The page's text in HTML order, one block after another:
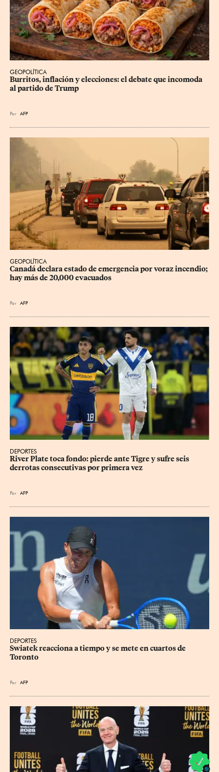
GEOPOLÍTICA
Burritos, inflación y elecciones: el debate que incomoda
al partido de Trump
Por AFP
GEOPOLÍTICA
Canadá declara estado de emergencia por voraz incendio;
hay más de 20,000 evacuados
Por AFP
DEPORTES
River Plate toca fondo: pierde ante Tigre y sufre seis
derrotas consecutivas por primera vez
Por AFP
DEPORTES
Swiatek reacciona a tiempo y se mete en cuartos de
Toronto
Por AFP